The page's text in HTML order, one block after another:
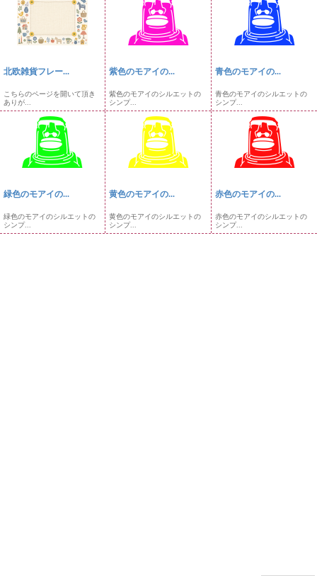
北欧雑貨フレー...
こちらのページを開いて頂き
ありが...
紫色のモアイの...
紫色のモアイのシルエットの
シンプ...
青色のモアイの...
青色のモアイのシルエットの
シンプ...
緑色のモアイの...
緑色のモアイのシルエットの
シンプ...
黄色のモアイの...
黄色のモアイのシルエットの
シンプ...
赤色のモアイの...
赤色のモアイのシルエットの
シンプ...